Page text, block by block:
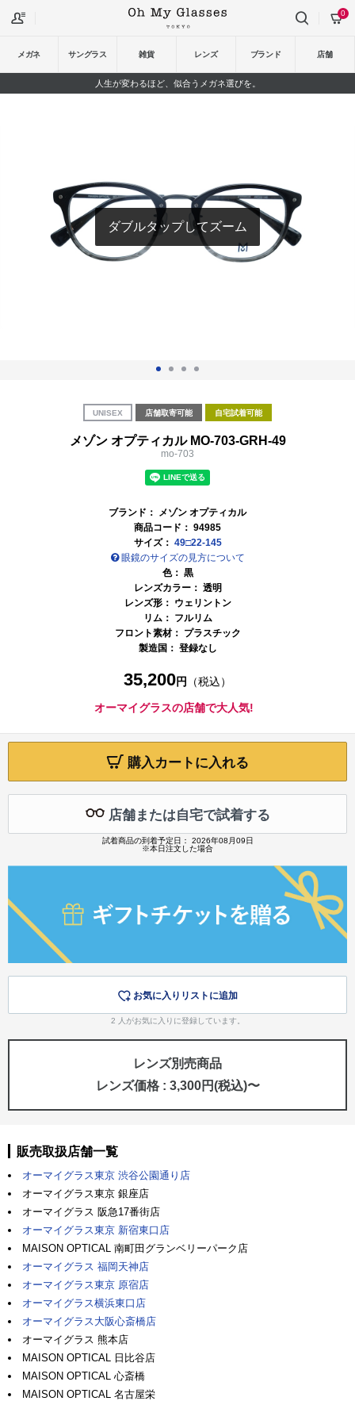
メガネ サングラス 雑貨 レンズ ブランド 店舗
0
人生が変わるほど、似合うメガネ選びを。
ダブルタップしてズーム
UNISEX 店舗取寄可能 自宅試着可能
メゾン オプティカル MO-703-GRH-49
mo-703
ブランド： メゾン オプティカル
商品コード： 94985
サイズ： 49□22-145
眼鏡のサイズの見方について
色： 黒
レンズカラー： 透明
レンズ形： ウェリントン
リム： フルリム
フロント素材： プラスチック
製造国： 登録なし
35,200円 （税込）
オーマイグラスの店舗で大人気!
購入カートに入れる
店舗または自宅で試着する
試着商品の到着予定日： 2026年08月09日
※本日注文した場合
お気に入りリストに追加
2 人がお気に入りに登録しています。
レンズ別売商品
レンズ価格 : 3,300円(税込)〜
販売取扱店舗一覧
オーマイグラス東京 渋谷公園通り店
オーマイグラス東京 銀座店
オーマイグラス 阪急17番街店
オーマイグラス東京 新宿東口店
MAISON OPTICAL 南町田グランベリーパーク店
オーマイグラス 福岡天神店
オーマイグラス東京 原宿店
オーマイグラス横浜東口店
オーマイグラス大阪心斎橋店
オーマイグラス 熊本店
MAISON OPTICAL 日比谷店
MAISON OPTICAL 心斎橋
MAISON OPTICAL 名古屋栄